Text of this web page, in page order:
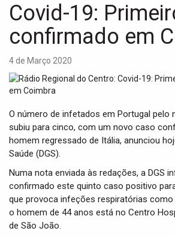
Covid-19:
confirmado em
4 de Março 2020
O número de infetados em Portugal pelo
subiu para cinco, com um novo caso
homem regressado de Itália, anunciou
Saúde (DGS).
Numa nota enviada às redações, a DGS
confirmado este quinto caso positivo
que provoca infeções respiratórias como
o homem de 44 anos está no Centro
de São João.